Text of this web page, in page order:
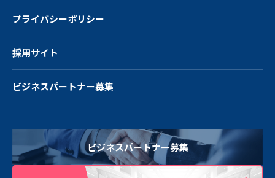
プライバシーポリシー
採用サイト
ビジネスパートナー募集
ビジネスパートナー募集